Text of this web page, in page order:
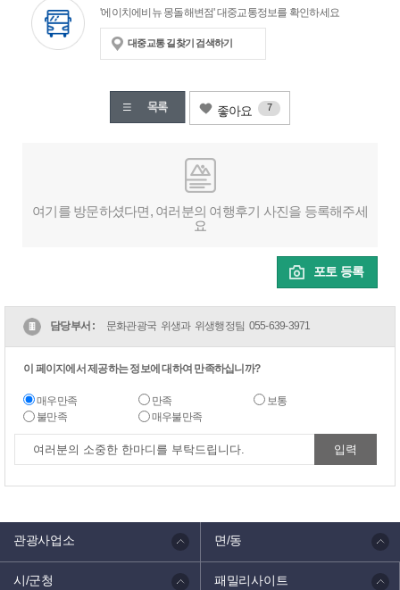
'에이치에비뉴 몽돌해변점' 대중교통정보를 확인하세요
대중교통 길찾기 검색하기
좋아요 7
여기를 방문하셨다면, 여러분의 여행후기 사진을 등록해주세
요
포토 등록
담당부서 : 문화관광국 위생과 위생행정팀 055-639-3971
이 페이지에서 제공하는 정보에 대하여 만족하십니까?
매우만족 만족
보통
불만족
매우불만족
관광사업소 면/동
시/군청 패밀리사이트